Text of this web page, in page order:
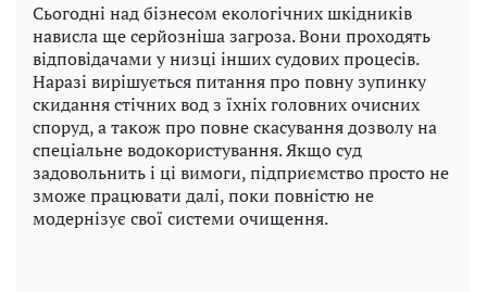
Сьогодні над бізнесом екологічних шкідників
нависла ще серйозніша загроза. Вони проходять
відповідачами у низці інших судових процесів.
Наразі вирішується питання про повну зупинку
скидання стічних вод з їхніх головних очисних
споруд, а також про повне скасування дозволу на
спеціальне водокористування. Якщо суд
задовольнить і ці вимоги, підприємство просто не
зможе працювати далі, поки повністю не
модернізує свої системи очищення.